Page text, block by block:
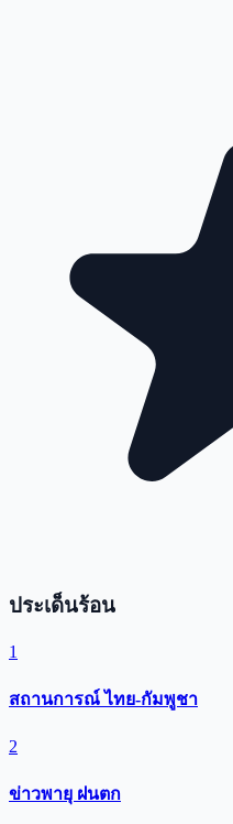
ประเด็นร้อน
1
สถานการณ์ ไทย-กัมพูชา
2
ข่าวพายุ ฝนตก